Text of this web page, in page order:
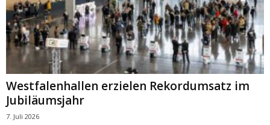
Westfalenhallen erzielen Rekordumsatz im
Jubiläumsjahr
7. Juli 2026